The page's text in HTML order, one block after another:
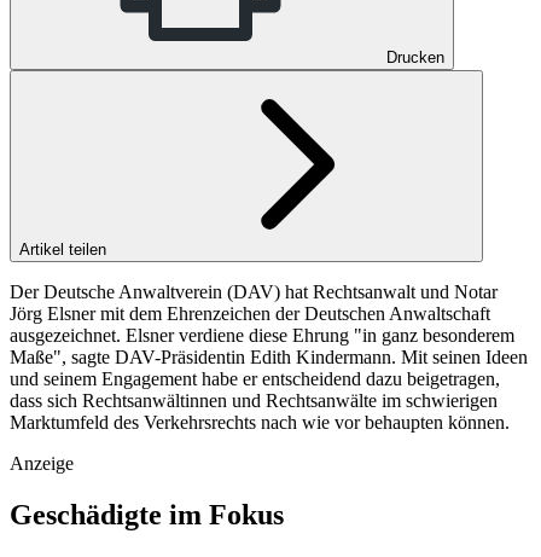
Drucken
Artikel teilen
Der Deutsche Anwaltverein (DAV) hat Rechtsanwalt und Notar
Jörg Elsner mit dem Ehrenzeichen der Deutschen Anwaltschaft
ausgezeichnet. Elsner verdiene diese Ehrung "in ganz besonderem
Maße", sagte DAV-Präsidentin Edith Kindermann. Mit sei­nen Ideen
und sei­nem En­ga­ge­ment habe er entscheidend dazu beigetragen,
dass sich Rechtsanwältinnen und Rechtsanwälte im schwierigen
Marktumfeld des Verkehrsrechts nach wie vor behaupten können.
Anzeige
Geschädigte im Fokus